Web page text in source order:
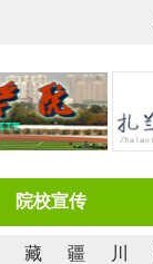
院校宣传
藏 疆 川